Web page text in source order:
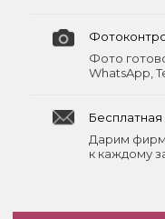
Фото
WhatsApp,
Бесплатная
Дарим
к каждому